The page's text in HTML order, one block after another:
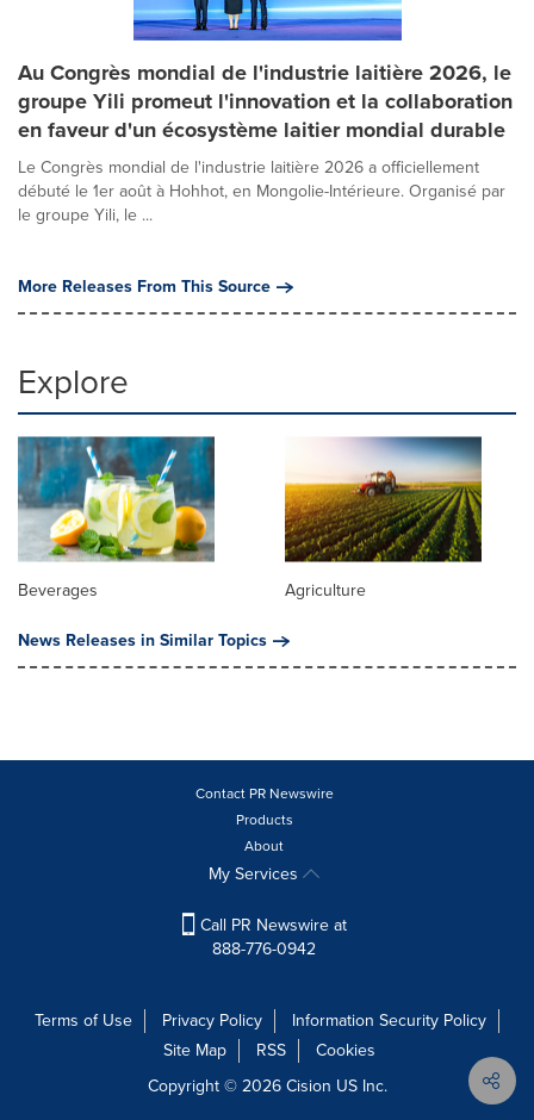
Au Congrès mondial de l'industrie laitière 2026, le
groupe Yili promeut l'innovation et la collaboration
en faveur d'un écosystème laitier mondial durable
Le Congrès mondial de l'industrie laitière 2026 a officiellement
débuté le 1er août à Hohhot, en Mongolie-Intérieure. Organisé par
le groupe Yili, le ...
More Releases From This Source
Explore
Beverages
Agriculture
News Releases in Similar Topics
Contact PR Newswire
Products
About
My Services
Call PR Newswire at
888-776-0942
Terms of Use Privacy Policy
Information Security Policy
Site Map
RSS
Cookies
Copyright © 2026Cision US Inc.